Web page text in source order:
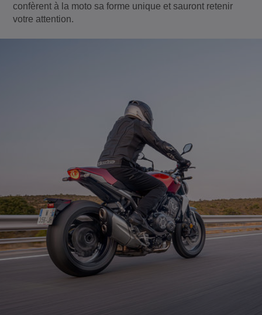
confèrent à la moto sa forme unique et sauront retenir
votre attention.